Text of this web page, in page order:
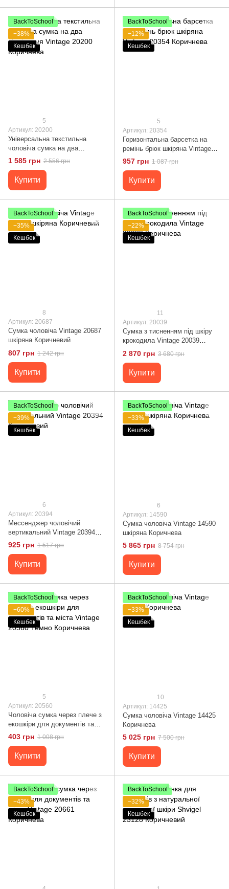
BackToSchool
−38%
Кешбек
5
Артикул: 20200
Універсальна текстильна
чоловіча сумка на два
відділення Vintage 20200
Коричнева
1 585 грн 2 556 грн
Купити
BackToSchool
−12%
Кешбек
5
Артикул: 20354
Горизонтальна барсетка на
ремінь брюк шкіряна Vintage
20354 Коричнева
957 грн 1 087 грн
Купити
BackToSchool
−35%
Кешбек
8
Артикул: 20687
Сумка чоловіча Vintage 20687
шкіряна Коричневий
807 грн 1 242 грн
Купити
BackToSchool
−22%
Кешбек
11
Артикул: 20039
Сумка з тисненням під шкіру
крокодила Vintage 20039
Коричнева
2 870 грн 3 680 грн
Купити
BackToSchool
−39%
Кешбек
6
Артикул: 20394
Мессенджер чоловічий
вертикальний Vintage 20394
Коричневий
925 грн 1 517 грн
Купити
BackToSchool
−33%
Кешбек
6
Артикул: 14590
Сумка чоловіча Vintage 14590
шкіряна Коричнева
5 865 грн 8 754 грн
Купити
BackToSchool
−60%
Кешбек
5
Артикул: 20560
Чоловіча сумка через плече з
екошкіри для документів та
міста Vintage 20560 Темно
Коричнева
403 грн 1 008 грн
Купити
BackToSchool
−33%
Кешбек
10
Артикул: 14425
Сумка чоловіча Vintage 14425
Коричнева
5 025 грн 7 500 грн
Купити
BackToSchool
−43%
Кешбек
BackToSchool
−32%
Кешбек